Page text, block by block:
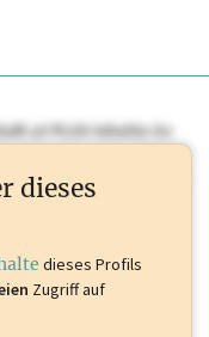
PLUS Inhaltedie
Sie dieses Profil frei
wirtschaft.at PLUS
und viele
dieses
dieses Profils
Zugriff auf